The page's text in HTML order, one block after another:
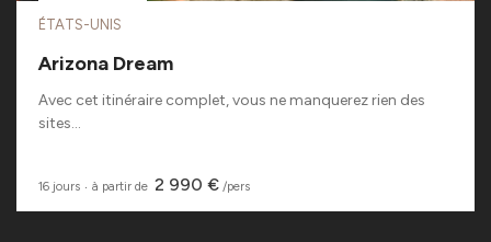
ÉTATS-UNIS
Arizona Dream
Avec cet itinéraire complet, vous ne manquerez rien des
sites...
16 jours ‧ à partir de 2 990 € /pers